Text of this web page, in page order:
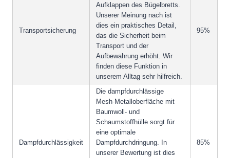
Transportsicherung
Aufklappen des Bügelbretts.
Unserer Meinung nach ist
dies ein praktisches Detail,
das die Sicherheit beim
Transport und der
Aufbewahrung erhöht. Wir
finden diese Funktion in
unserem Alltag sehr hilfreich.
95%
Dampfdurchlässigkeit
Die dampfdurchlässige
Mesh-Metalloberfläche mit
Baumwoll- und
Schaumstoffhülle sorgt für
eine optimale
Dampfdurchdringung. In
unserer Bewertung ist dies
85%